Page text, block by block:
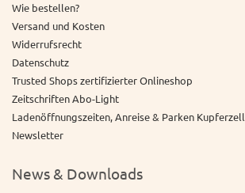
Wie bestellen?
Versand und Kosten
Widerrufsrecht
Datenschutz
Trusted Shops zertifizierter Onlineshop
Zeitschriften Abo-Light
Ladenöffnungszeiten, Anreise & Parken Kupferzell
Newsletter
News & Downloads